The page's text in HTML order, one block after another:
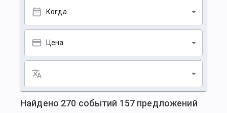
Когда
Цена
Найдено 270 событий 157 предложений